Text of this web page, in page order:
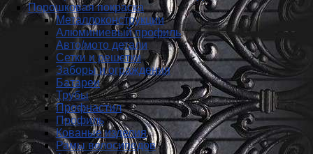
Порошковая покраска
Металлоконструкции
Алюминиевый профиль
Авто/мото детали
Сетки и решетки
Заборы и ограждения
Батареи
Трубы
Профнастил
Профиль
Кованые изделия
Рамы велосипедов